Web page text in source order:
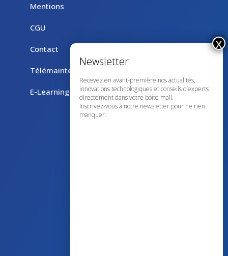
Mentions
CGU
Contact
Télémaintenance avec TeamViewer
E-Learning
Recevez en avant-première nos actualités,
innovations technologiques et conseils d’experts
directement dans votre boîte mail.
Inscrivez-vous à notre newsletter pour ne rien
manquer.